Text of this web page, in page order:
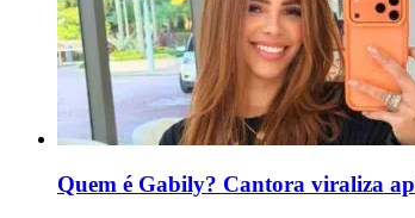
Quem é Gabily? Cantora viraliza